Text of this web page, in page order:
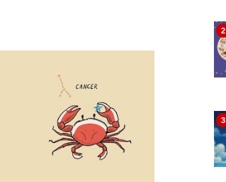
2
3